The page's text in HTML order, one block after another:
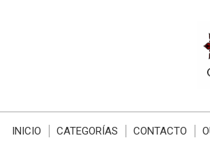
INICIO CATEGORÍAS CONTACTO